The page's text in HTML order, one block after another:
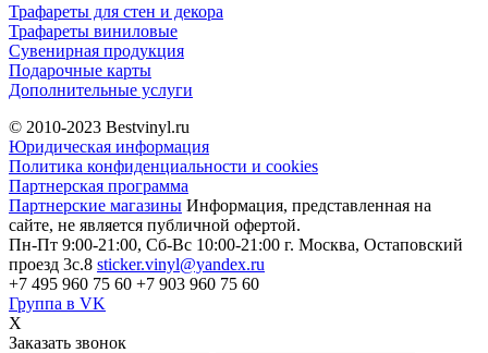
Трафареты для стен и декора
Трафареты виниловые
Сувенирная продукция
Подарочные карты
Дополнительные услуги
© 2010-2023 Bestvinyl.ru
Юридическая информация
Политика конфиденциальности и cookies
Партнерская программа
Партнерские магазины Информация, представленная на
сайте, не является публичной офертой.
Пн-Пт 9:00-21:00, Сб-Вс 10:00-21:00 г. Москва, Остаповский
проезд 3с.8 sticker.vinyl@yandex.ru
+7 495 960 75 60 +7 903 960 75 60
Группа в VK
X
Заказать звонок